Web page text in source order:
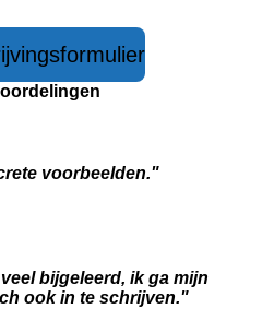
voorbeelden."
bijgeleerd, ik ga mijn
ook in te schrijven."